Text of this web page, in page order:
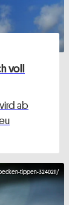
voll
ab
tippen-3240211/